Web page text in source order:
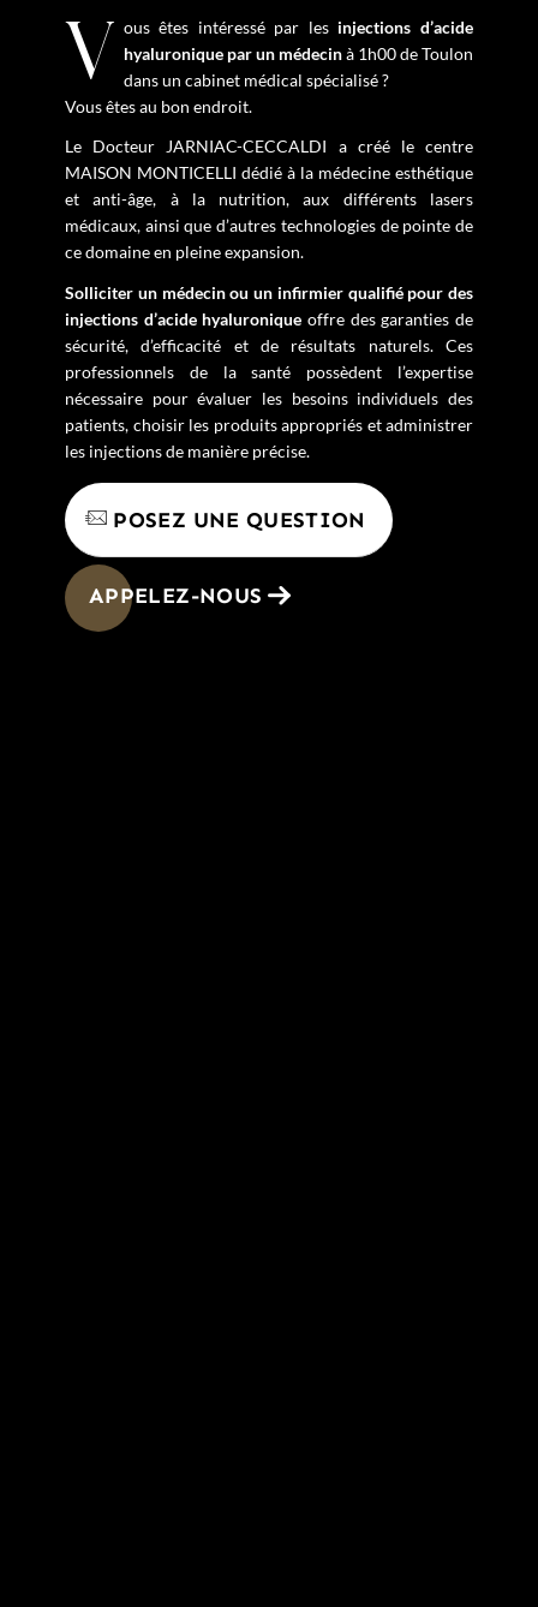
Vous êtes intéressé par les injections d’acide
hyaluronique par un médecinà 1h00 de Toulon
dans un cabinet médical spécialisé ?
Vous êtes au bon endroit.
Le Docteur JARNIAC-CECCALDI a créé le centre
MAISON MONTICELLI dédié à la médecine esthétique
et anti-âge, à la nutrition, aux différents lasers
médicaux, ainsi que d’autres technologies de pointe de
ce domaine en pleine expansion.
Solliciter un médecin ou un infirmier qualifié pour des
injections d’acide hyaluronique offre des garanties de
sécurité, d’efficacité et de résultats naturels. Ces
professionnels de la santé possèdent l’expertise
nécessaire pour évaluer les besoins individuels des
patients, choisir les produits appropriés et administrer
les injections de manière précise.
POSEZ UNE QUESTION
APPELEZ-NOUS